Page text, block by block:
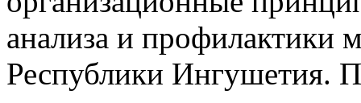
анализа и профилактики
Республики Ингушетия.